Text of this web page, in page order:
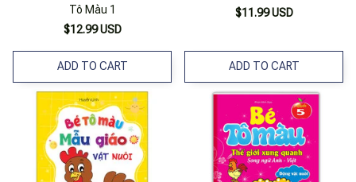
Tô Màu 1
$12.99 USD
ADD TO CART
$11.99 USD
ADD TO CART